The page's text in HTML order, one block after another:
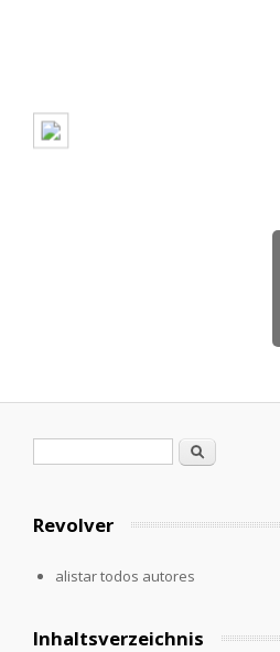
Formulario de búsqueda
Buscar
Revolver
alistar todos autores
Inhaltsverzeichnis